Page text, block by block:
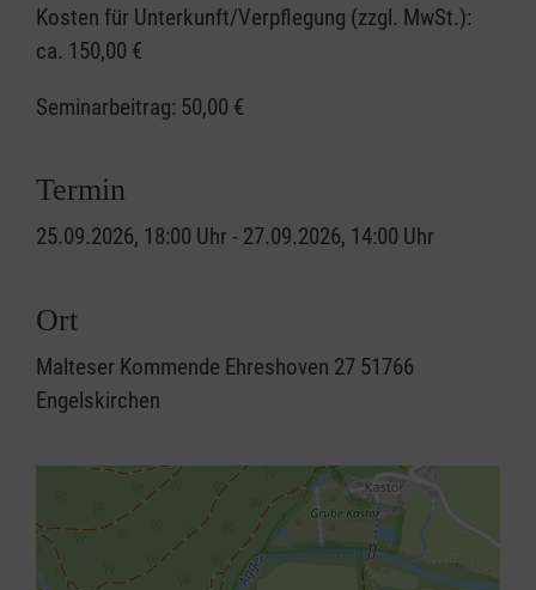
Kosten für Unterkunft/Verpflegung (zzgl. MwSt.):
ca. 150,00 €
Seminarbeitrag: 50,00 €
Termin
25.09.2026, 18:00 Uhr - 27.09.2026, 14:00 Uhr
Ort
Malteser Kommende Ehreshoven 27 51766
Engelskirchen